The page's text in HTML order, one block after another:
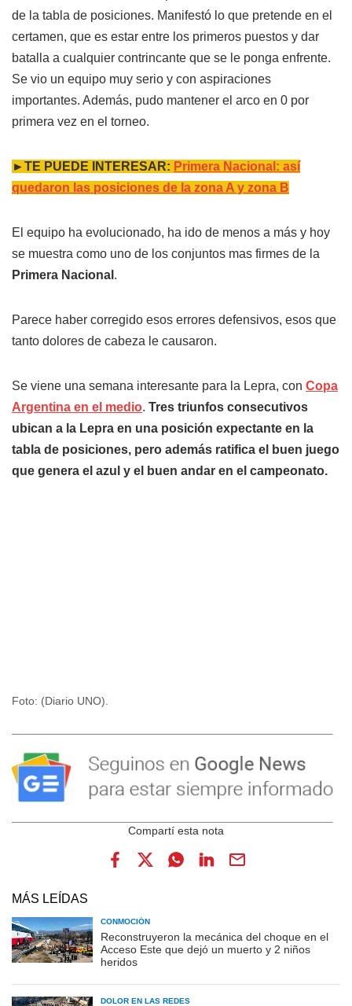
de la tabla de posiciones. Manifestó lo que pretende en el
certamen, que es estar entre los primeros puestos y dar
batalla a cualquier contrincante que se le ponga enfrente.
Se vio un equipo muy serio y con aspiraciones
importantes. Además, pudo mantener el arco en 0 por
primera vez en el torneo.
►TE PUEDE INTERESAR: Primera Nacional: así
quedaron las posiciones de la zona A y zona B
El equipo ha evolucionado, ha ido de menos a más y hoy
se muestra como uno de los conjuntos mas firmes de la
Primera Nacional .
Parece haber corregido esos errores defensivos, esos que
tanto dolores de cabeza le causaron.
Se viene una semana interesante para la Lepra, con Copa
Argentina en el medio. Tres triunfos consecutivos
ubican a la Lepra en una posición expectante en la
tabla de posiciones, pero además ratifica el buen juego
que genera el azul y el buen andar en el campeonato.
Foto: (Diario UNO).
MÁS LEÍDAS
CONMOCIÓN
Reconstruyeron la mecánica del choque en el
Acceso Este que dejó un muerto y 2 niños
heridos
DOLOR EN LAS REDES